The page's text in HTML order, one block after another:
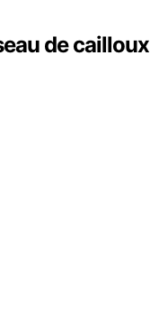
de cailloux